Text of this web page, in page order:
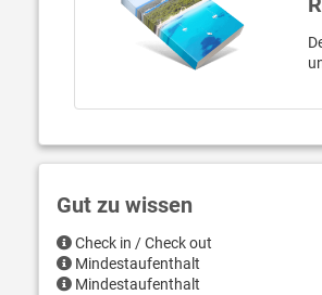
Gut zu wissen
Check in / Check out
Mindestaufenthalt
Mindestaufenthalt